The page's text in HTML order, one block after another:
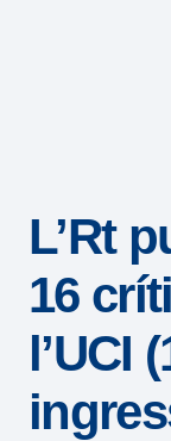
sistema
accesibilidad.
L’Rt
16
l’UCI